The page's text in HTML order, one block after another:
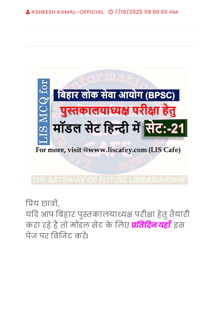
ASHEESH KAMAL-OFFICIAL 7/19/2025 09:00:00 AM
प्रिय छात्रों,
यदि आप बिहार पुस्तकालयाध्यक्ष परीक्षा हेतु तैयारी
करा रहे हैं तो मॉडल सेट के लिएप्रतिदिन यहाँइस
पेज पर विजिट करेंI